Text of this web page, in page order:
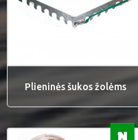
Plieninės šukos žolėms